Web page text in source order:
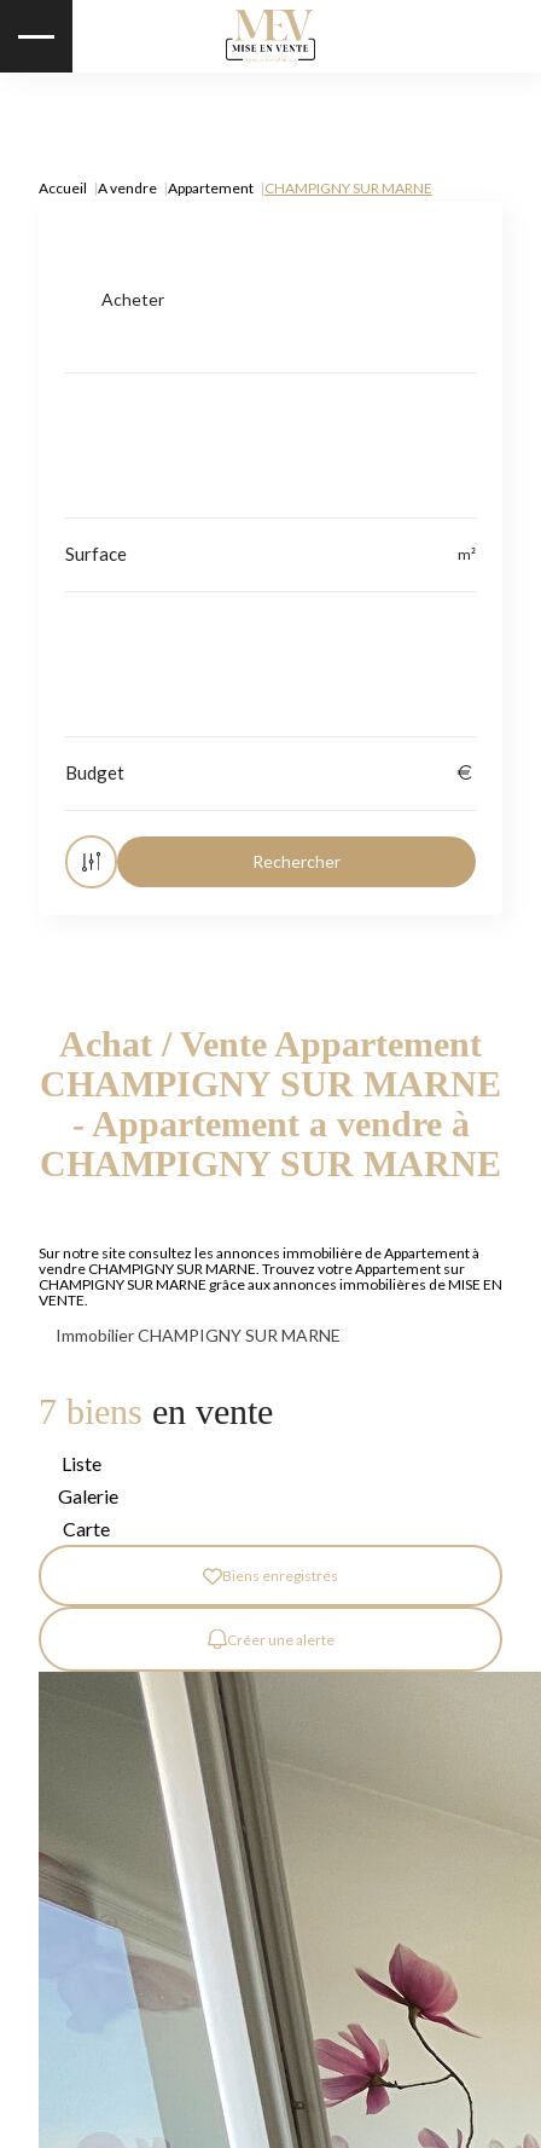
Accueil A vendre Appartement CHAMPIGNY SUR MARNE
Acheter
Achat / Vente Appartement
CHAMPIGNY SUR MARNE
- Appartement a vendre à
CHAMPIGNY SUR MARNE
Sur notre site consultez les annonces immobilière de Appartement à
vendre CHAMPIGNY SUR MARNE. Trouvez votre Appartement sur
CHAMPIGNY SUR MARNE grâce aux annonces immobilières de MISE EN
VENTE.
Immobilier CHAMPIGNY SUR MARNE
7 biens en vente
Liste
Galerie
Carte
Biens enregistrés
Créer une alerte